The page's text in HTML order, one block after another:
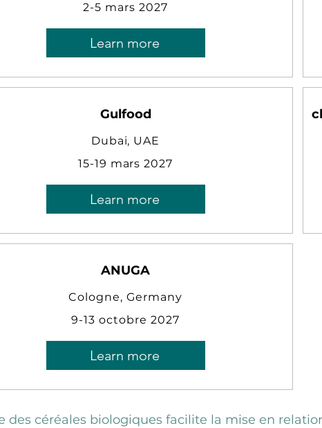
2-5 mars 2027
Learn more
Gulfood
Dubai, UAE
15-19 mars 2027
Learn more
ANUGA
Cologne, Germany
9-13 octobre 2027
Learn more
des céréales biologiques facilite la mise en